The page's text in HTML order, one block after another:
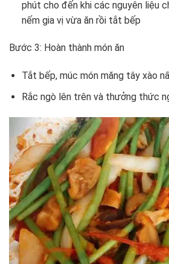
phút cho đến khi các nguyên liệu
nếm gia vị vừa ăn rồi tắt bếp
Bước 3: Hoàn thành món ăn
Tắt bếp, múc món măng tây xào
Rắc ngò lên trên và thưởng thức